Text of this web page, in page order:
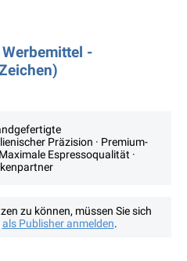
-
Präzision · Premium-
Espressoqualität ·
zu können, müssen Sie sich
als Publisher anmelden.